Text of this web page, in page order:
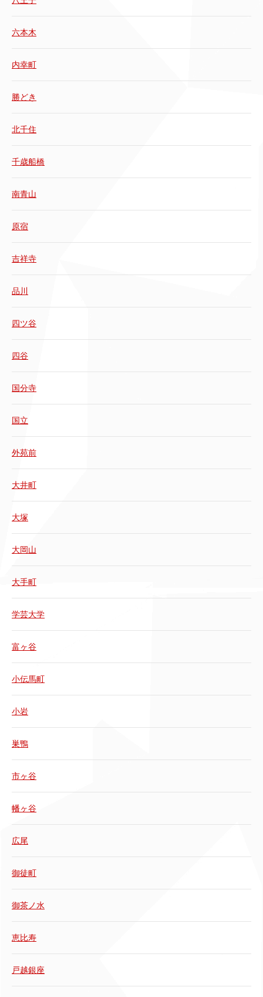
六本木
内幸町
勝どき
北千住
千歳船橋
南青山
原宿
吉祥寺
品川
四ツ谷
四谷
国分寺
国立
外苑前
大井町
大塚
大岡山
大手町
学芸大学
富ヶ谷
小伝馬町
小岩
巣鴨
市ヶ谷
幡ヶ谷
広尾
御徒町
御茶ノ水
恵比寿
戸越銀座